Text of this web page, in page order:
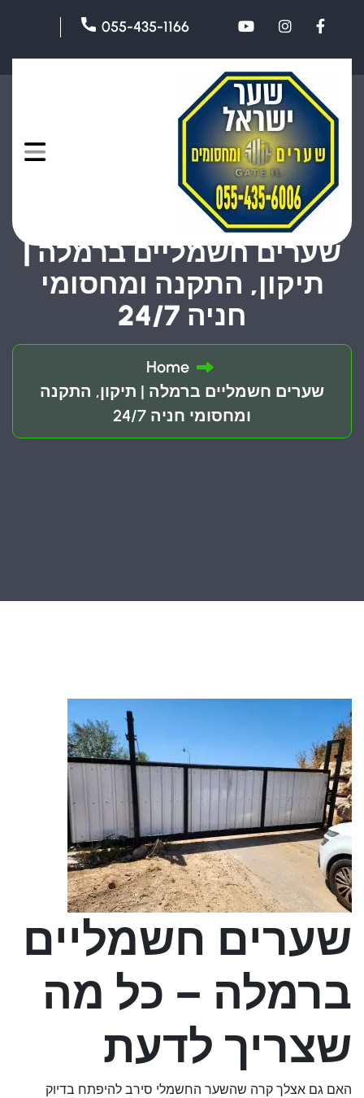
055-435-1166
שערים חשמליים ברמלה |
תיקון, התקנה ומחסומי
חניה 24/7
Home
שערים חשמליים ברמלה | תיקון, התקנה
ומחסומי חניה 24/7
שערים חשמליים
ברמלה – כל מה
שצריך לדעת
האם גם אצלך קרה שהשער החשמלי סירב להיפתח בדיוק